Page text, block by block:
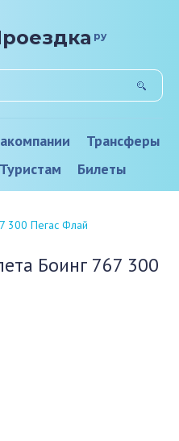
ру
Трансферы
Туристам Билеты
300 Пегас Флай
Боинг 767 300